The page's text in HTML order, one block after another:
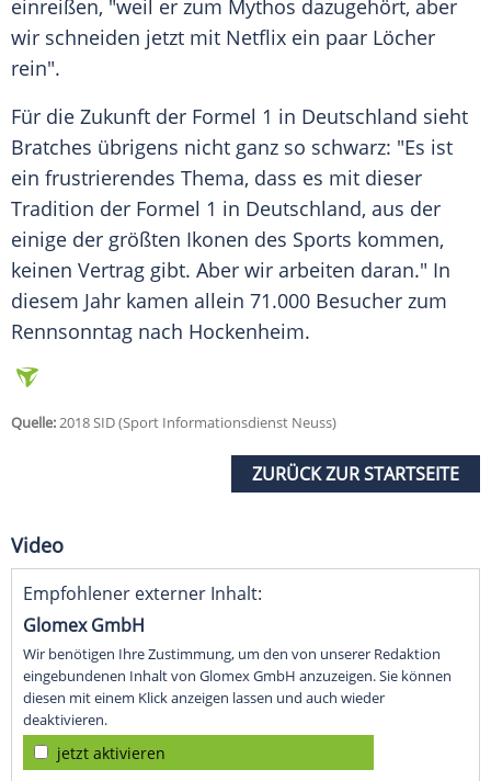
einreißen, "weil er zum Mythos dazugehört, aber
wir schneiden jetzt mit Netflix ein paar Löcher
rein".
Für die Zukunft der Formel 1 in Deutschland sieht
Bratches übrigens nicht ganz so schwarz: "Es ist
ein frustrierendes Thema, dass es mit dieser
Tradition der Formel 1 in Deutschland, aus der
einige der größten Ikonen des Sports kommen,
keinen Vertrag gibt. Aber wir arbeiten daran." In
diesem Jahr kamen allein 71.000 Besucher zum
Rennsonntag nach Hockenheim.
Quelle:2018 SID (Sport Informationsdienst Neuss)
ZURÜCK ZUR STARTSEITE
Video
Empfohlener externer Inhalt:
Glomex GmbH
Wir benötigen Ihre Zustimmung, um den von unserer Redaktion
eingebundenen Inhalt von Glomex GmbH anzuzeigen. Sie können
diesen mit einem Klick anzeigen lassen und auch wieder
deaktivieren.
jetzt aktivieren